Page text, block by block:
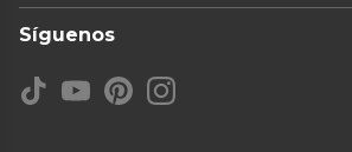
Síguenos